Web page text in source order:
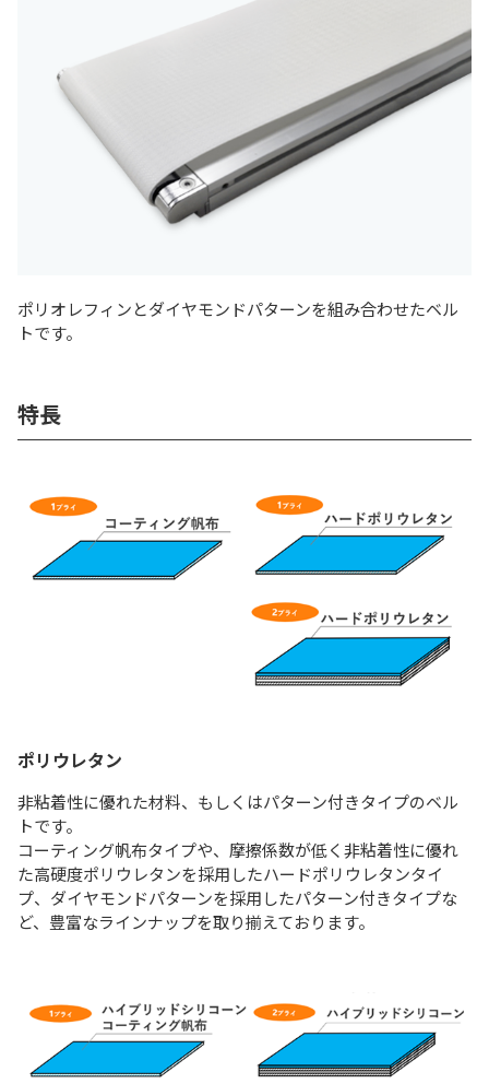
ポリオレフィンとダイヤモンドパターンを組み合わせたベル
トです。
特長
ポリウレタン
非粘着性に優れた材料、もしくはパターン付きタイプのベル
トです。
コーティング帆布タイプや、摩擦係数が低く非粘着性に優れ
た⾼硬度ポリウレタンを採⽤したハードポリウレタンタイ
プ、ダイヤモンドパターンを採用したパターン付きタイプな
ど、豊富なラインナップを取り揃えております。